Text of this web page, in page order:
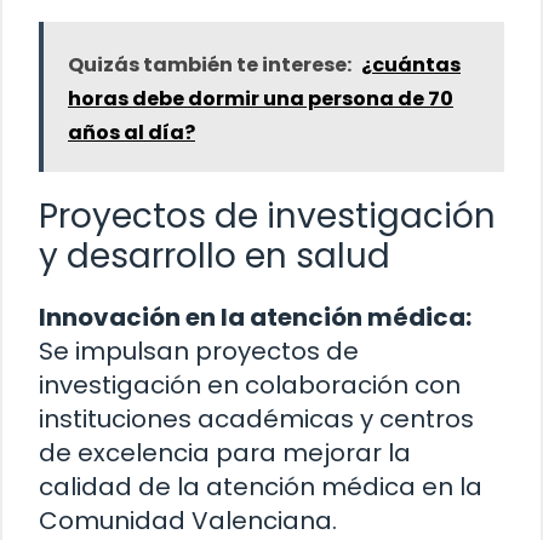
Quizás también te interese: ¿cuántas
horas debe dormir una persona de 70
años al día?
Proyectos de investigación
y desarrollo en salud
Innovación en la atención médica:
Se impulsan proyectos de
investigación en colaboración con
instituciones académicas y centros
de excelencia para mejorar la
calidad de la atención médica en la
Comunidad Valenciana.